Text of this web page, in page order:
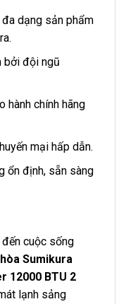
dạng sản phẩm
bởi đội ngũ
hành chính hãng
mại hấp dẫn.
ổn định, sẵn sàng
cuộc sống
Sumikura
12000 BTU 2
lạnh sảng